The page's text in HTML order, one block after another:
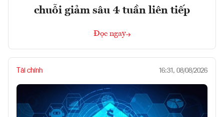
chuỗi giảm sâu 4 tuần liên tiếp
Đọc ngay
Tài chính 16:31, 08/08/2026